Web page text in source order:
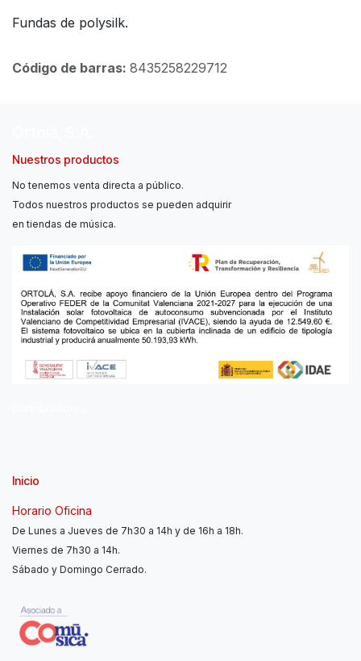
Fundas de polysilk.
Código de barras: 8435258229712
Nuestros productos
No tenemos venta directa a público.
Todos nuestros productos se pueden adquirir
en tiendas de música.
Inicio
Horario Oficina
De Lunes a Jueves de 7h30 a 14h y de 16h a 18h.
Viernes de 7h30 a 14h.
Sábado y Domingo Cerrado.